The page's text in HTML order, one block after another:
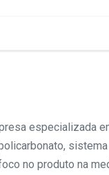
especializada
no produto na